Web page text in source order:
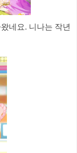
네요. 니나는 작년